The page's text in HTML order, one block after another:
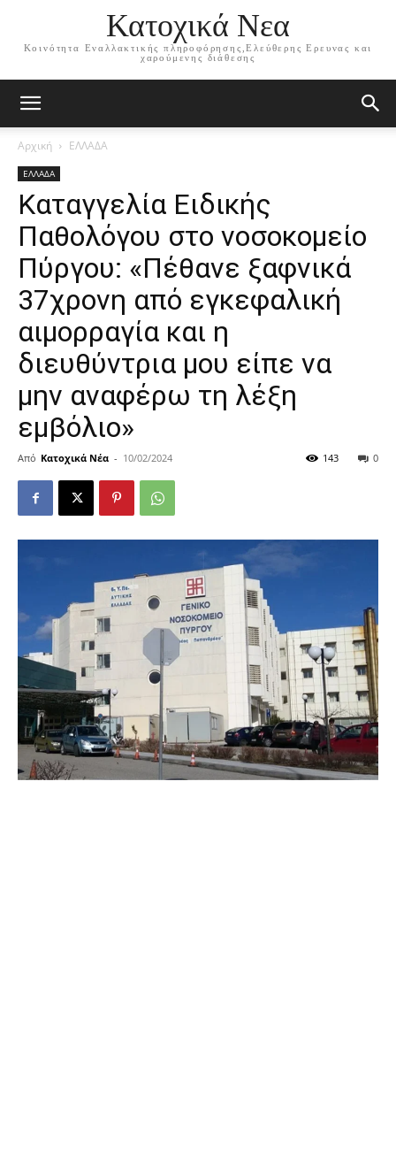
Κατοχικά Νεα
Κοινότητα Εναλλακτικής πληροφόρησης,Ελεύθερης Ερευνας και
χαρούμενης διάθεσης
Αρχική ΕΛΛΑΔΑ
ΕΛΛΑΔΑ
Καταγγελία Ειδικής
Παθολόγου στο νοσοκομείο
Πύργου: «Πέθανε ξαφνικά
37χρονη από εγκεφαλική
αιμορραγία και η
διευθύντρια μου είπε να
μην αναφέρω τη λέξη
εμβόλιο»
Από Κατοχικά Νέα - 10/02/2024 0
143